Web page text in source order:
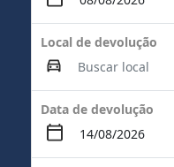
Local de devolução
Data de devolução